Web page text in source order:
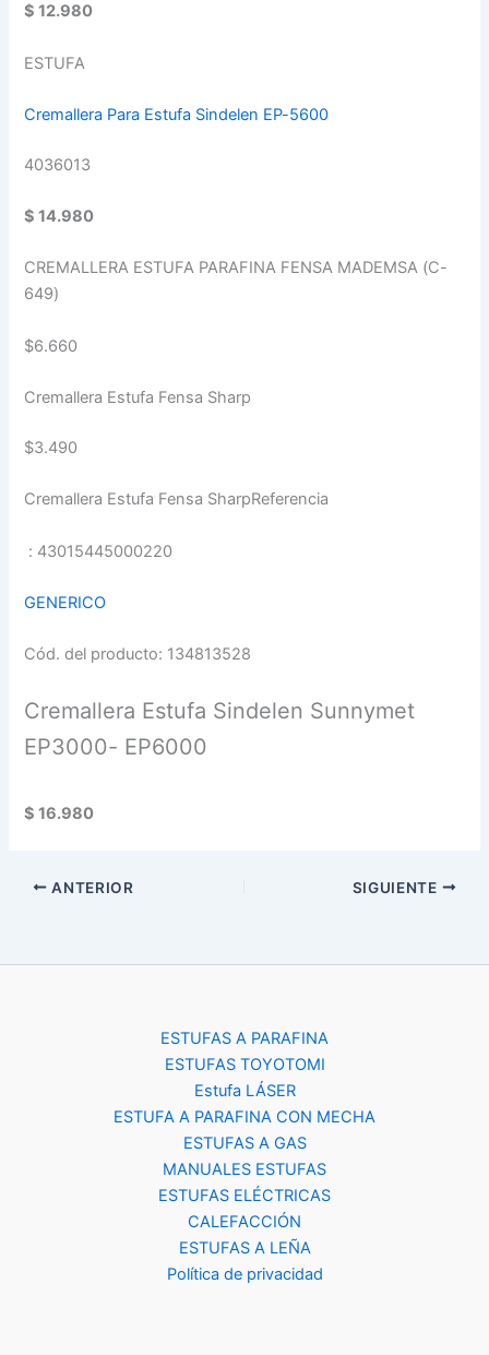
$ 12.980
ESTUFA
Cremallera Para Estufa Sindelen EP-5600
4036013
$ 14.980
CREMALLERA ESTUFA PARAFINA FENSA MADEMSA (C-
649)
$6.660
Cremallera Estufa Fensa Sharp
$3.490
Cremallera Estufa Fensa SharpReferencia
: 43015445000220
GENERICO
Cód. del producto: 134813528
Cremallera Estufa Sindelen Sunnymet
EP3000- EP6000
$ 16.980
ANTERIOR SIGUIENTE
ESTUFAS A PARAFINA
ESTUFAS TOYOTOMI
Estufa LÁSER
ESTUFA A PARAFINA CON MECHA
ESTUFAS A GAS
MANUALES ESTUFAS
ESTUFAS ELÉCTRICAS
CALEFACCIÓN
ESTUFAS A LEÑA
Política de privacidad